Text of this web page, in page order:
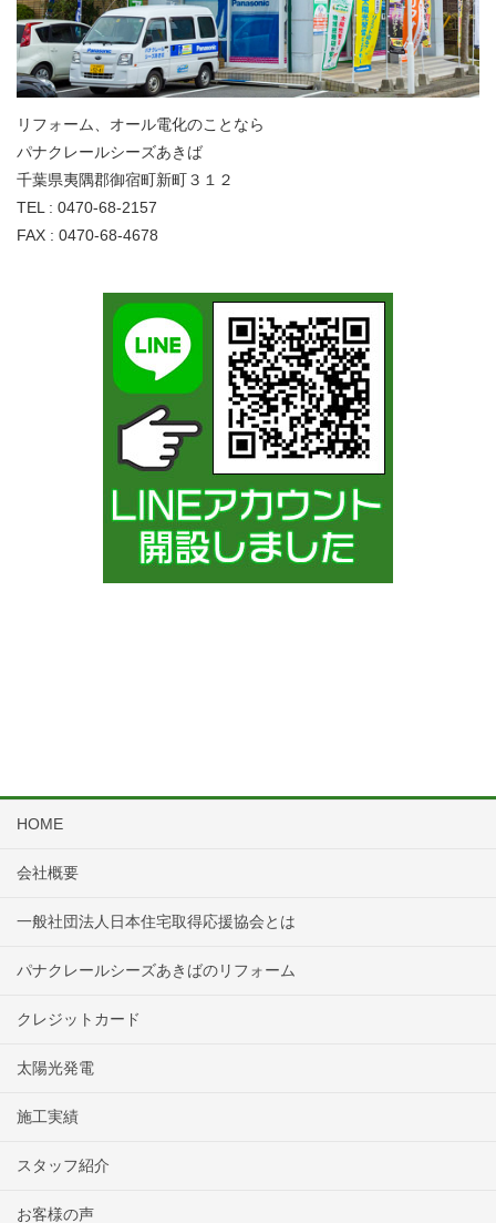
リフォーム、オール電化のことなら
パナクレールシーズあきば
千葉県夷隅郡御宿町新町３１２
TEL : 0470-68-2157
FAX : 0470-68-4678
HOME
会社概要
一般社団法人日本住宅取得応援協会とは
パナクレールシーズあきばのリフォーム
クレジットカード
太陽光発電
施工実績
スタッフ紹介
お客様の声